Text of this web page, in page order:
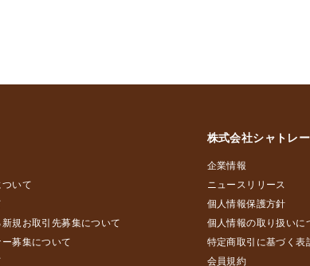
いて
規お取引先募集について
募集について
株式会社シャトレ
企業情報
ニュースリリース
個人情報保護方針
個人情報の取り扱いに
特定商取引に基づく表
会員規約